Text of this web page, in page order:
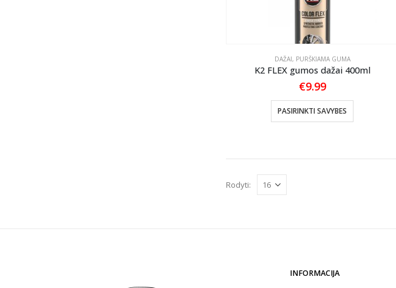
DAŽAI, PURŠKIAMA GUMA
K2 FLEX gumos dažai 400ml
€9.99
PASIRINKTI SAVYBES
product
Rodyti:
INFORMACIJA